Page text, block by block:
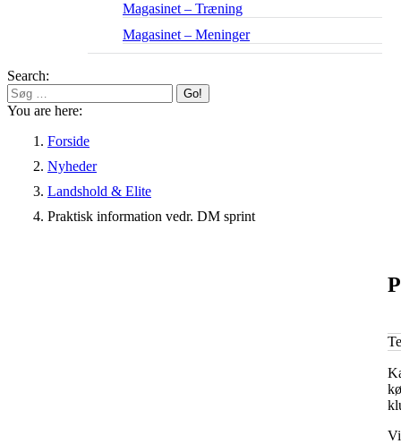
Magasinet – Træning
Magasinet – Meninger
Search:
You are here:
Forside
Nyheder
Landshold & Elite
Praktisk information vedr. DM sprint